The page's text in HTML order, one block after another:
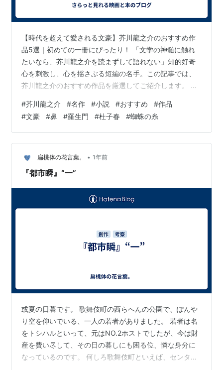
【時代を超えて愛される文豪】芥川龍之介のおすすめ作
品5選｜初めての一冊にぴったり！ 「文学の神髄に触れ
たいなら、芥川龍之介を読まずして語れない」知的好奇
心を刺激し、心を揺さぶる短編の名手。この記事では、
芥川龍之介のおすすめ作品を厳選してご紹介します。 な
家・芥川龍之介。 短編ながら深いテーマと美しい日本
語、そして予想を裏切る展開は、現代の読者にも驚きと
感動を与えてくれます。Kindleや文庫でも手軽に読め、
読書初心者から文学ファンまで広くおすすめできます。
初心者にもおすすめ！芥川龍之介の名作5選 ① 羅生門
（らしょうもん） 「生きるために、…
#芥川龍之介 #名作 #小説 #おすすめ #作品
#文豪 #鼻 #羅生門 #杜子春 #蜘蛛の糸
扁桃体の花言葉。 • 1年前
『都市瞬』“一”
或夏の日暮です。 歌舞伎町の西らへんの公園で、ぽんや
り空を仰いでいる、一人の若者がありました。 若者は名
をトシハルといって、元はNO.2ホストでしたが、今は財
産を費い尽して、その日の暮しにも困る位、憐な身分に
なっているのです。 何しろ歌舞伎町といえば、センター